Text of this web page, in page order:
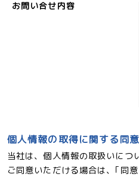
お問い合せ内容
個人情報の取得に関する同
当社は、個人情報の取扱いにつ
ご同意いただける場合は、｢同